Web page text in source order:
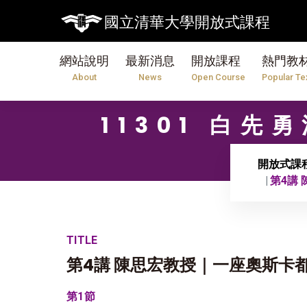
國立清華大學開放式課程
網站說明
About
最新消息
News
開放課程
Open Course
熱門教
Popular
11301 白先
開放式課
第4講
TITLE
第4講 陳思宏教授｜一座奧斯卡
第1節